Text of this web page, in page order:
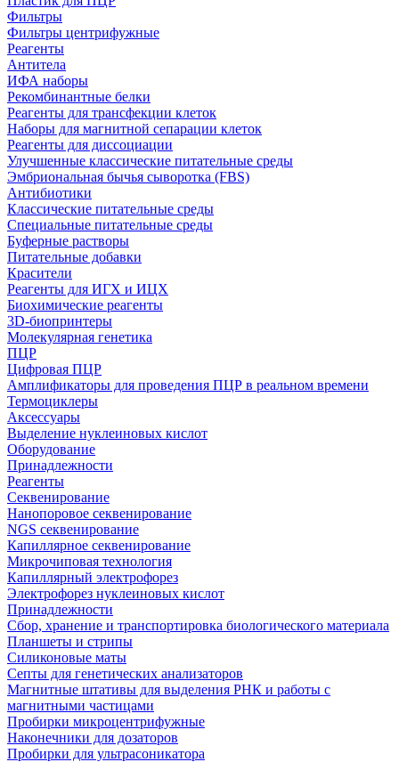
Фильтры
Фильтры центрифужные
Реагенты
Антитела
ИФА наборы
Рекомбинантные белки
Реагенты для трансфекции клеток
Наборы для магнитной сепарации клеток
Реагенты для диссоциации
Улучшенные классические питательные среды
Эмбриональная бычья сыворотка (FBS)
Антибиотики
Классические питательные среды
Специальные питательные среды
Буферные растворы
Питательные добавки
Красители
Реагенты для ИГХ и ИЦХ
Биохимические реагенты
3D-биопринтеры
Молекулярная генетика
ПЦР
Цифровая ПЦР
Амплификаторы для проведения ПЦР в реальном времени
Термоциклеры
Аксессуары
Выделение нуклеиновых кислот
Оборудование
Принадлежности
Реагенты
Секвенирование
Нанопоровое секвенирование
NGS секвенирование
Капиллярное секвенирование
Микрочиповая технология
Капиллярный электрофорез
Электрофорез нуклеиновых кислот
Принадлежности
Сбор, хранение и транспортировка биологического материала
Планшеты и стрипы
Силиконовые маты
Септы для генетических анализаторов
Магнитные штативы для выделения РНК и работы с
магнитными частицами
Пробирки микроцентрифужные
Наконечники для дозаторов
Пробирки для ультрасоникатора